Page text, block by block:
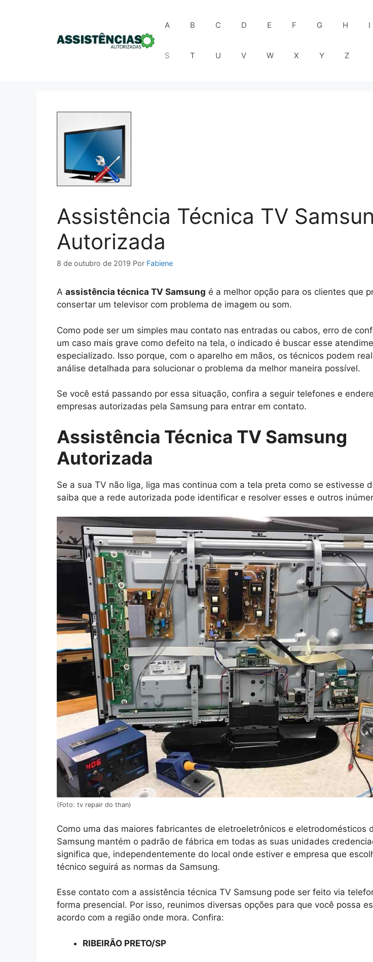
A B C D E F G H I
S T U V W X Y Z
Assistência Técnica TV
Autorizada
8 de outubro de 2019 Por Fabiene
A assistência técnica TV Samsung é a melhor opção para os clientes que
consertar um televisor com problema de imagem ou som.
Como pode ser um simples mau contato nas entradas ou cabos, erro de
um caso mais grave como defeito na tela, o indicado é buscar esse
especializado. Isso porque, com o aparelho em mãos, os técnicos podem
análise detalhada para solucionar o problema da melhor maneira possível.
Se você está passando por essa situação, confira a seguir telefones e
empresas autorizadas pela Samsung para entrar em contato.
Assistência Técnica TV Samsung
Autorizada
Se a sua TV não liga, liga mas continua com a tela preta como se estivesse
saiba que a rede autorizada pode identificar e resolver esses e outros
(Foto: tv repair do than)
Como uma das maiores fabricantes de eletroeletrônicos e eletrodomésticos
Samsung mantém o padrão de fábrica em todas as suas unidades
significa que, independentemente do local onde estiver e empresa que
técnico seguirá as normas da Samsung.
Esse contato com a assistência técnica TV Samsung pode ser feito via
forma presencial. Por isso, reunimos diversas opções para que você possa
acordo com a região onde mora. Confira:
RIBEIRÃO PRETO/SP